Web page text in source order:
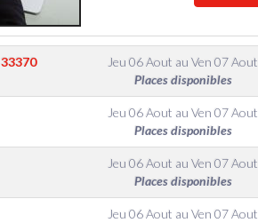
33370 Jeu 06 Aout au Ven 07 Aout
Places disponibles
Jeu 06 Aout au Ven 07 Aout
Places disponibles
Jeu 06 Aout au Ven 07 Aout
Places disponibles
Jeu 06 Aout au Ven 07 Aout